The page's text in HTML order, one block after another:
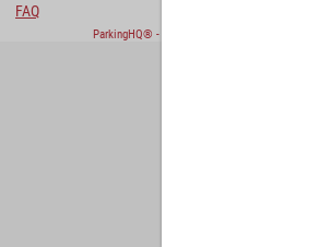
FAQ
ParkingHQ® - eine Lösung von